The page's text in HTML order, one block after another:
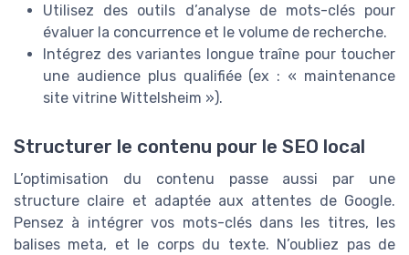
Utilisez des outils d’analyse de mots-clés pour
évaluer la concurrence et le volume de recherche.
Intégrez des variantes longue traîne pour toucher
une audience plus qualifiée (ex : « maintenance
site vitrine Wittelsheim »).
Structurer le contenu pour le SEO local
L’optimisation du contenu passe aussi par une
structure claire et adaptée aux attentes de Google.
Pensez à intégrer vos mots-clés dans les titres, les
balises meta, et le corps du texte. N’oubliez pas de